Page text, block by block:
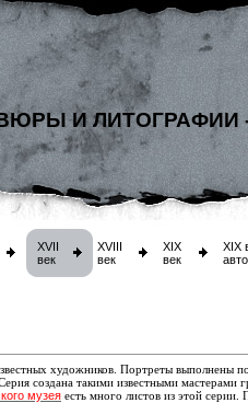
И ЛИТОГРАФИИ
XVII
век
XVIII
век
XIX
век
XIX
художников. Портреты выполнены
создана такими известными мастерами
музея есть много листов из этой серии.